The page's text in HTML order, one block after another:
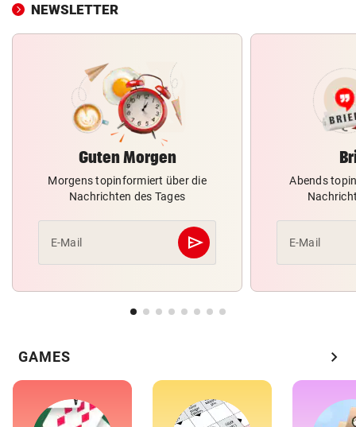
NEWSLETTER
Guten Morgen
Morgens topinformiert über die
Nachrichten des Tages
E-Mail send
Abschicken
Abends
E-Mail
GAMES chevron_right